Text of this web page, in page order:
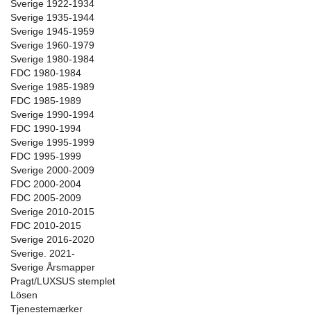
Sverige 1922-1934
Sverige 1935-1944
Sverige 1945-1959
Sverige 1960-1979
Sverige 1980-1984
FDC 1980-1984
Sverige 1985-1989
FDC 1985-1989
Sverige 1990-1994
FDC 1990-1994
Sverige 1995-1999
FDC 1995-1999
Sverige 2000-2009
FDC 2000-2004
FDC 2005-2009
Sverige 2010-2015
FDC 2010-2015
Sverige 2016-2020
Sverige. 2021-
Sverige Årsmapper
Pragt/LUXSUS stemplet
Lösen
Tjenestemærker